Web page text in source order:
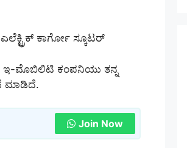
ಕಾರ್ಗೋ ಸ್ಕೂಟರ್
ಇ-ಮೊಬಿಲಿಟಿ ಕಂಪನಿಯು ತನ್ನ
ಮಾಡಿದೆ.
Join Now